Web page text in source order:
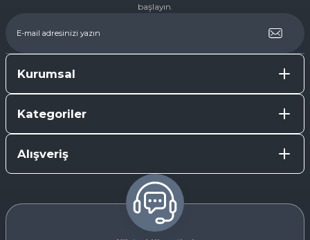
başlayın.
Kurumsal
Kategoriler
Alışveriş